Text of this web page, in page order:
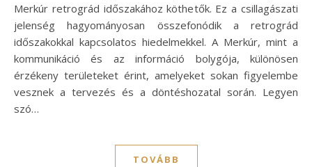
Merkúr retrográd időszakához köthetők. Ez a csillagászati
jelenség hagyományosan összefonódik a retrográd
időszakokkal kapcsolatos hiedelmekkel. A Merkúr, mint a
kommunikáció és az információ bolygója, különösen
érzékeny területeket érint, amelyeket sokan figyelembe
vesznek a tervezés és a döntéshozatal során. Legyen
szó…
TOVÁBB